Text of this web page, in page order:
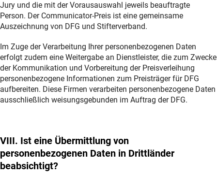
Jury und die mit der Vorausauswahl jeweils beauftragte
Person. Der Communicator-Preis ist eine gemeinsame
Auszeichnung von DFG und Stifterverband.
Im Zuge der Verarbeitung Ihrer personenbezogenen Daten
erfolgt zudem eine Weitergabe an Dienstleister, die zum Zwecke
der Kommunikation und Vorbereitung der Preisverleihung
personenbezogene Informationen zum Preisträger für DFG
aufbereiten. Diese Firmen verarbeiten personenbezogene Daten
ausschließlich weisungsgebunden im Auftrag der DFG.
VIII. Ist eine Übermittlung von
personenbezogenen Daten in Drittländer
beabsichtigt?